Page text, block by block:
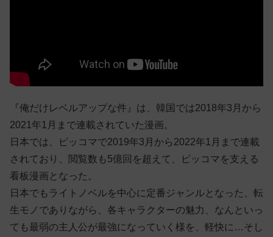
『俺だけレベルアップな件』は、韓国では2018年3月から
2021年1月まで連載されていた漫画。
日本では、ピッコマで2019年3月から2022年1月まで連載
されており、閲覧数も5億回を超えて、ピッコマを支える
看板漫画となった。
日本でもライトノベルを中心に定番ジャンルとなった、転
生モノでありながら、各キャラクターの魅力、なんといっ
ても最弱の主人公が最強になっていく様を、軽快に…そし